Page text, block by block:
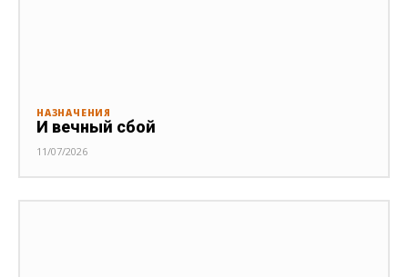
НАЗНАЧЕНИЯ
И вечный сбой
11/07/2026